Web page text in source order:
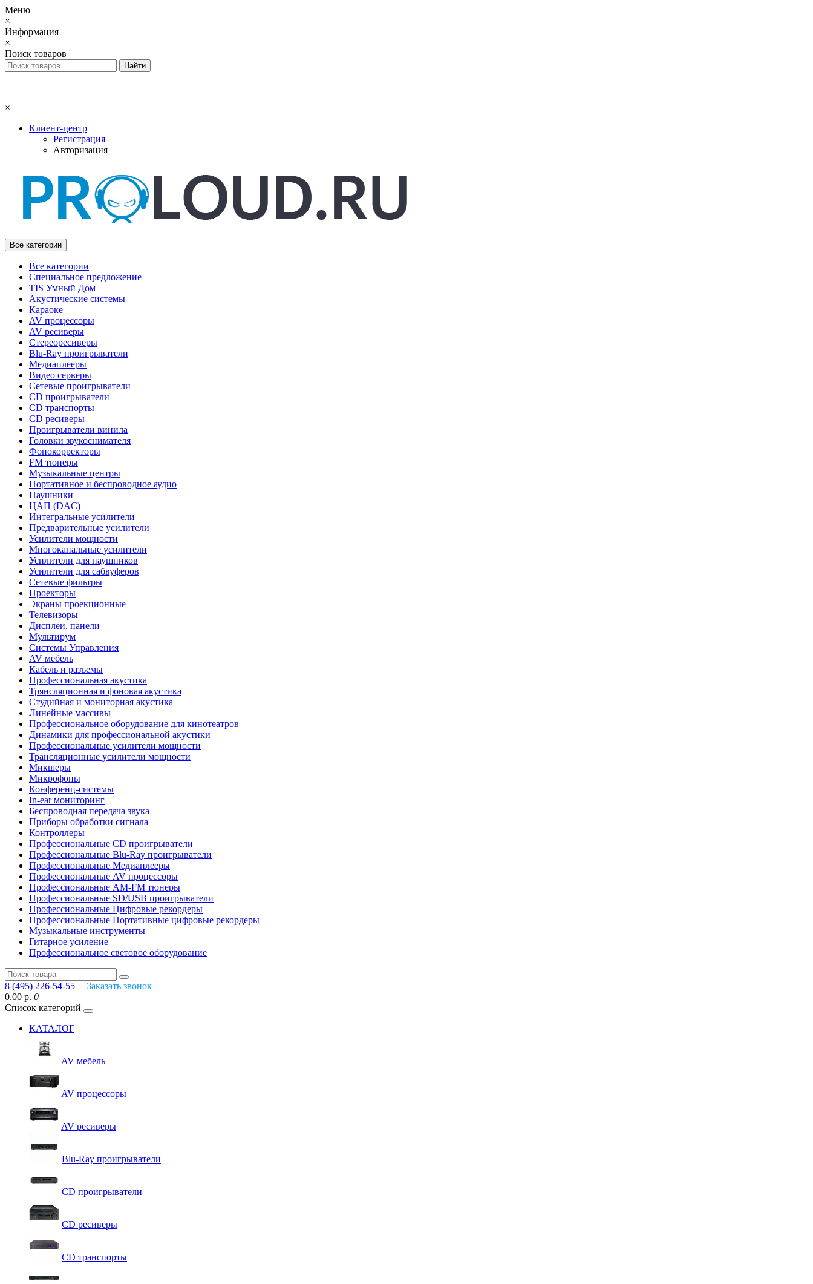
Меню
×
Информация
×
Поиск товаров
×
Клиент-центр
Регистрация
Авторизация
Все категории
Все категории
Специальное предложение
TIS Умный Дом
Акустические системы
Караоке
AV процессоры
AV ресиверы
Стереоресиверы
Blu-Ray проигрыватели
Медиаплееры
Видео серверы
Сетевые проигрыватели
CD проигрыватели
CD транспорты
CD ресиверы
Проигрыватели винила
Головки звукоснимателя
Фонокорректоры
FM тюнеры
Музыкальные центры
Портативное и беспроводное аудио
Наушники
ЦАП (DAC)
Интегральные усилители
Предварительные усилители
Усилители мощности
Многоканальные усилители
Усилители для наушников
Усилители для сабвуферов
Сетевые фильтры
Проекторы
Экраны проекционные
Телевизоры
Дисплеи, панели
Мультирум
Системы Управления
AV мебель
Кабель и разъемы
Профессиональная акустика
Трянсляционная и фоновая акустика
Студийная и мониторная акустика
Линейные массивы
Профессиональное оборудование для кинотеатров
Динамики для профессиональной акустики
Профессиональные усилители мощности
Трансляционные усилители мощности
Микшеры
Микрофоны
Конференц-системы
In-ear мониторинг
Беспроводная передача звука
Приборы обработки сигнала
Контроллеры
Профессиональные СD проигрыватели
Профессиональные Blu-Ray проигрыватели
Профессиональные Медиаплееры
Профессиональные AV процессоры
Профессиональные AM-FM тюнеры
Профессиональные SD/USB проигрыватели
Профессиональные Цифровые рекордеры
Профессиональные Портативные цифровые рекордеры
Музыкальные инструменты
Гитарное усиление
Профессиональное световое оборудование
8 (495) 226-54-55
Заказать звонок
0.00 р. 0
Список категорий
КАТАЛОГ
AV мебель
AV процессоры
AV ресиверы
Blu-Ray проигрыватели
CD проигрыватели
CD ресиверы
CD транспорты